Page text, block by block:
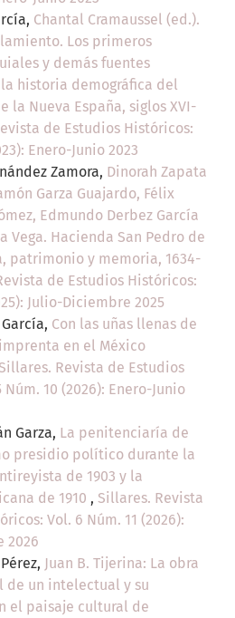
Chantal Cramaussel (ed.).
Los primeros
y demás fuentes
historia demográfica del
la Nueva España, siglos XVI-
de Estudios Históricos:
Enero-Junio 2023
Zamora, Dinorah Zapata
Garza Guajardo, Félix
Edmundo Derbez García
Vega. Hacienda San Pedro de
patrimonio y memoria, 1634-
de Estudios Históricos:
Julio-Diciembre 2025
Con las uñas llenas de
en el México
Revista de Estudios
10 (2026): Enero-Junio
Garza, La penitenciaría de
presidio político durante la
de 1903 y la
de 1910 , Sillares. Revista
Vol. 6 Núm. 11 (2026):
2026
Juan B. Tijerina: La obra
de un intelectual y su
el paisaje cultural de